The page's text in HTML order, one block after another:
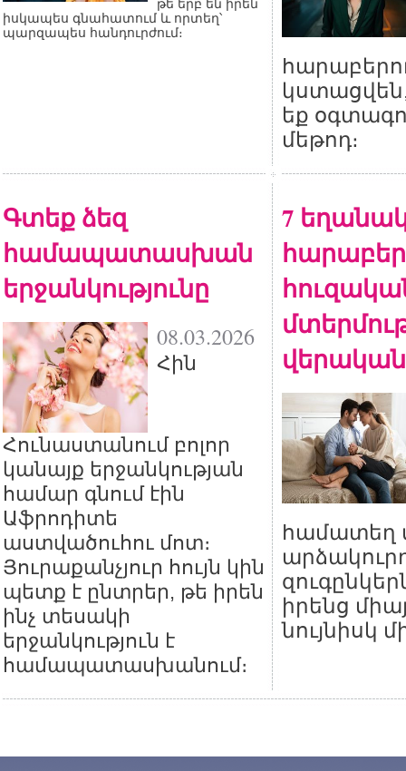
թե երբ են իրեն
իսկապես գնահատում և որտեղ՝
պարզապես հանդուրժում։
եք
մեթոդ։
Գտեք ձեզ
համապատասխան
երջանկությունը
08.03.2026
Հին
Հունաստանում բոլոր
կանայք երջանկության
համար գնում էին
Աֆրոդիտե
աստվածուհու մոտ։
Յուրաքանչյուր հույն կին
պետք է ընտրեր, թե իրեն
ինչ տեսակի
երջանկություն է
համապատասխանում։
7
համատեղ
իրենց
նույնիսկ